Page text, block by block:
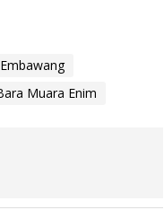
Muara Enim